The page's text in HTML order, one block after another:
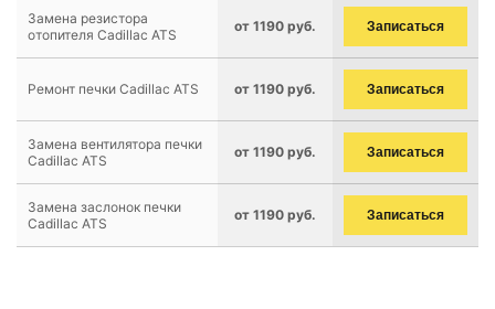
Замена резистора
отопителя Cadillac ATS
от 1190 руб. Записаться
Ремонт печки Cadillac ATS от 1190 руб. Записаться
Замена вентилятора печки
Cadillac ATS
от 1190 руб. Записаться
Замена заслонок печки
Cadillac ATS
от 1190 руб. Записаться